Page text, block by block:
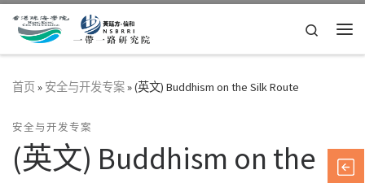
Skip to content
Search
首页» 安全与开发专案»(英文) Buddhism on the Silk Route
安全与开发专案
(英文) Buddhism on the